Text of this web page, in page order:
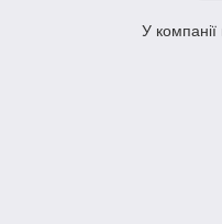
У